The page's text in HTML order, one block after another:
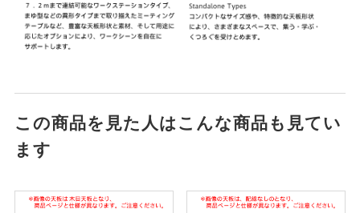
この商品を見た人はこんな商品も見てい
ます